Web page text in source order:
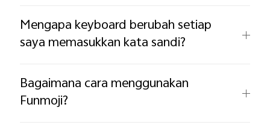
Mengapa keyboard berubah setiap
saya memasukkan kata sandi?
Bagaimana cara menggunakan
Funmoji?